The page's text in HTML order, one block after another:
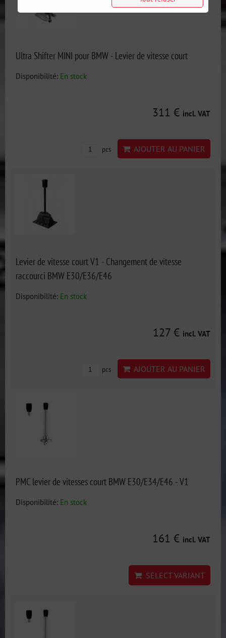
Ultra Shifter MINI pour BMW - Levier de vitesse court
Disponibilité: En stock
311 € incl. VAT
pcs AJOUTER AU PANIER
Levier de vitesse court V1 - Changement de vitesse
raccourci BMW E30/E36/E46
Disponibilité: En stock
127 € incl. VAT
pcs AJOUTER AU PANIER
PMC levier de vitesses court BMW E30/E34/E46 - V1
Disponibilité: En stock
161 € incl. VAT
SELECT VARIANT